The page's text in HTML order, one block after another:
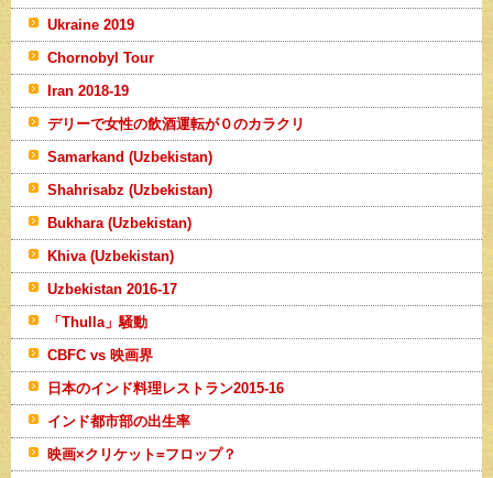
Ukraine 2019
Chornobyl Tour
Iran 2018-19
デリーで女性の飲酒運転が０のカラクリ
Samarkand (Uzbekistan)
Shahrisabz (Uzbekistan)
Bukhara (Uzbekistan)
Khiva (Uzbekistan)
Uzbekistan 2016-17
「Thulla」騒動
CBFC vs 映画界
日本のインド料理レストラン2015-16
インド都市部の出生率
映画×クリケット=フロップ？